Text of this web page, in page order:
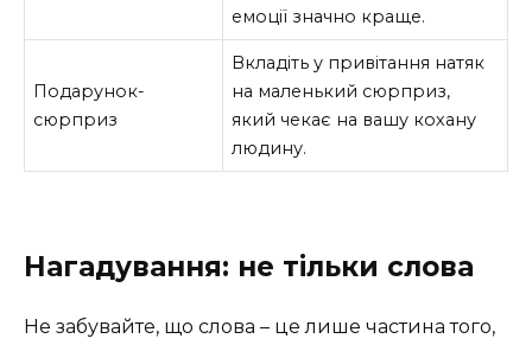
емоції значно краще.
Подарунок-
сюрприз
Вкладіть у привітання натяк
на маленький сюрприз,
який чекає на вашу кохану
людину.
Нагадування: не тільки слова
Не забувайте, що слова – це лише частина того,